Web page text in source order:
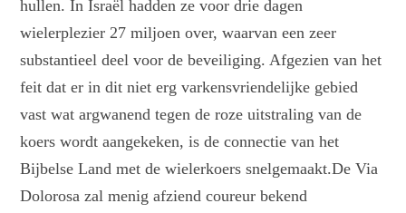
hullen. In Israël hadden ze voor drie dagen
wielerplezier 27 miljoen over, waarvan een zeer
substantieel deel voor de beveiliging. Afgezien van het
feit dat er in dit niet erg varkensvriendelijke gebied
vast wat argwanend tegen de roze uitstraling van de
koers wordt aangekeken, is de connectie van het
Bijbelse Land met de wielerkoers snelgemaakt.De Via
Dolorosa zal menig afziend coureur bekend